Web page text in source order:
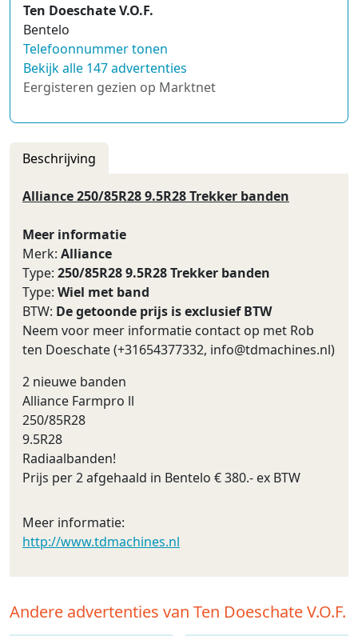
Ten Doeschate V.O.F.
Bentelo
Telefoonnummer tonen
Bekijk alle 147 advertenties
Eergisteren gezien op Marktnet
Beschrijving
Alliance 250/85R28 9.5R28 Trekker banden
Meer informatie
Merk: Alliance
Type: 250/85R28 9.5R28 Trekker banden
Type: Wiel met band
BTW: De getoonde prijs is exclusief BTW
Neem voor meer informatie contact op met Rob
ten Doeschate (+31654377332, info@tdmachines.nl)
2 nieuwe banden
Alliance Farmpro ll
250/85R28
9.5R28
Radiaalbanden!
Prijs per 2 afgehaald in Bentelo € 380.- ex BTW
Meer informatie:
http://www.tdmachines.nl
Andere advertenties van Ten Doeschate V.O.F.